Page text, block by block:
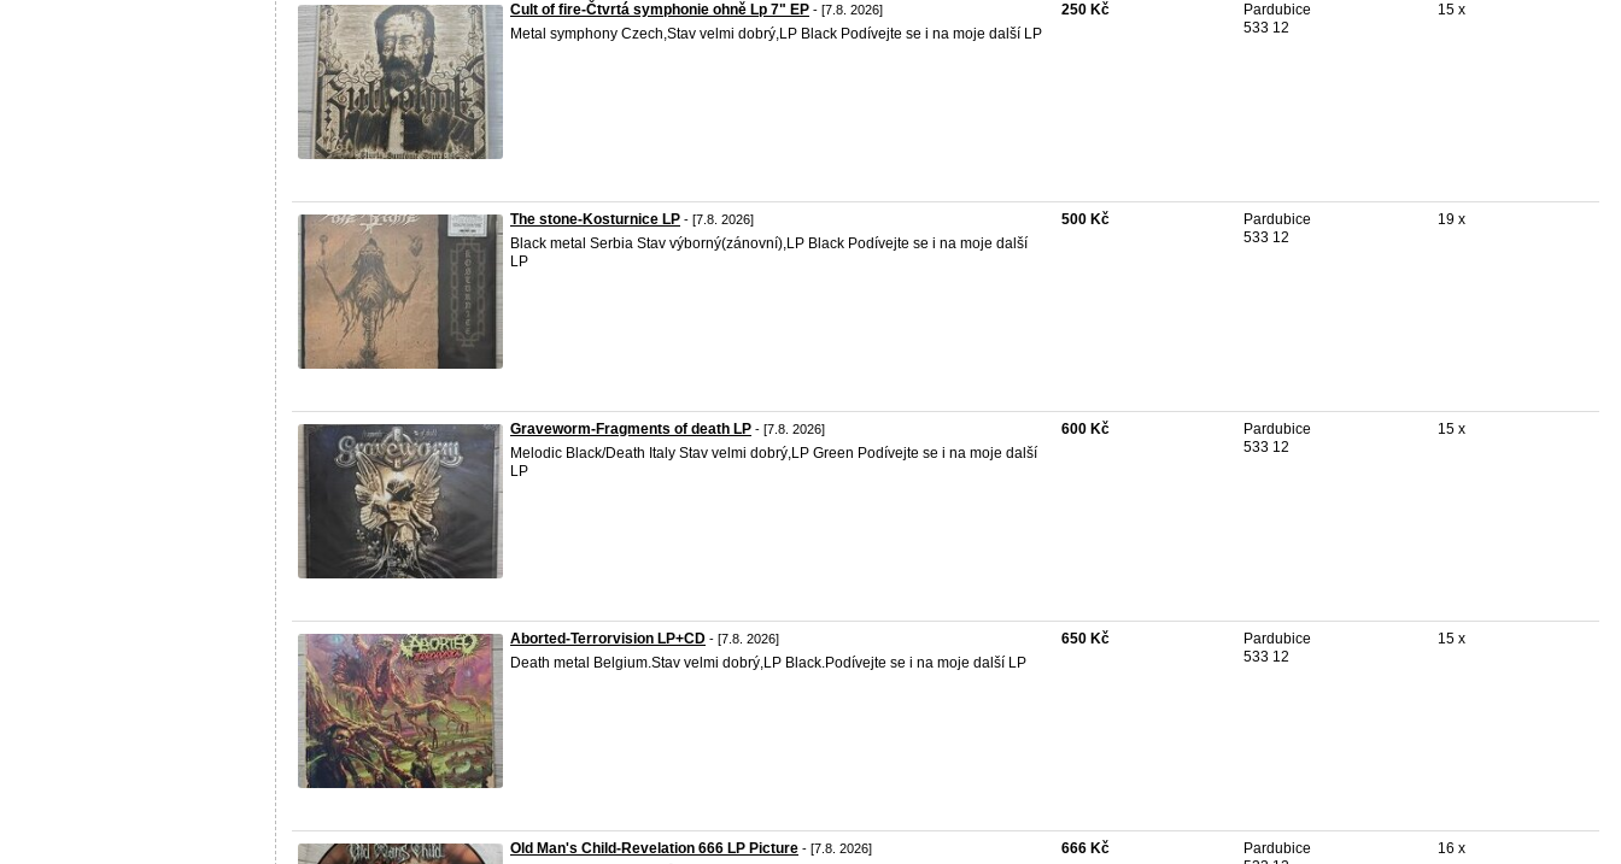
Cult of fire-Čtvrtá symphonie ohně Lp 7" EP - [7.8. 2026]
Metal symphony Czech,Stav velmi dobrý,LP Black Podívejte se i na moje další LP
250 Kč
Pardubice
533 12
15 x
The stone-Kosturnice LP - [7.8. 2026]
Black metal Serbia Stav výborný(zánovní),LP Black Podívejte se i na moje další
LP
500 Kč
Pardubice
533 12
19 x
Graveworm-Fragments of death LP - [7.8. 2026]
Melodic Black/Death Italy Stav velmi dobrý,LP Green Podívejte se i na moje další
LP
600 Kč
Pardubice
533 12
15 x
Aborted-Terrorvision LP+CD - [7.8. 2026]
Death metal Belgium.Stav velmi dobrý,LP Black.Podívejte se i na moje další LP
650 Kč
Pardubice
533 12
15 x
Old Man's Child-Revelation 666 LP Picture - [7.8. 2026] 666 Kč
Pardubice
16 x